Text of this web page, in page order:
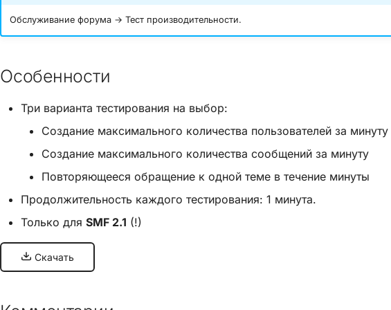
Обслуживание форума → Тест производительности.
Особенности
Три варианта тестирования на выбор:
Создание максимального количества пользователей за минуту
Создание максимального количества сообщений за минуту
Повторяющееся обращение к одной теме в течение минуты
Продолжительность каждого тестирования: 1 минута.
Только для SMF 2.1 (!)
Скачать